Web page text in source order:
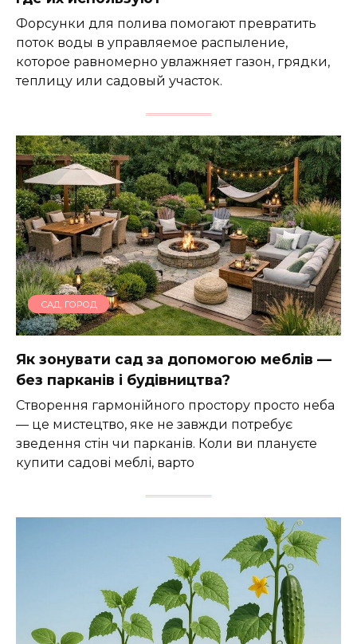
Форсунки для полива помогают превратить
поток воды в управляемое распыление,
которое равномерно увлажняет газон, грядки,
теплицу или садовый участок.
САД, ГОРОД
Як зонувати сад за допомогою меблів —
без парканів і будівництва?
Створення гармонійного простору просто неба
— це мистецтво, яке не завжди потребує
зведення стін чи парканів. Коли ви плануєте
купити садові меблі, варто